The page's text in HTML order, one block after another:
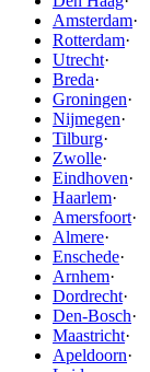
Amsterdam·
Rotterdam·
Utrecht·
Breda·
Groningen·
Nijmegen·
Tilburg·
Zwolle·
Eindhoven·
Haarlem·
Amersfoort·
Almere·
Enschede·
Arnhem·
Dordrecht·
Den-Bosch·
Maastricht·
Apeldoorn·